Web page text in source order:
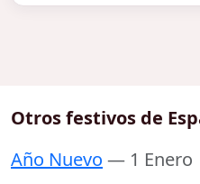
Otros festivos de
Año Nuevo — 1 Enero